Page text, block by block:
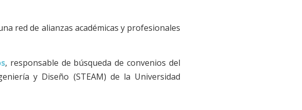
red de alianzas académicas y profesionales
, responsable de búsqueda de convenios del
y Diseño (STEAM) de la Universidad